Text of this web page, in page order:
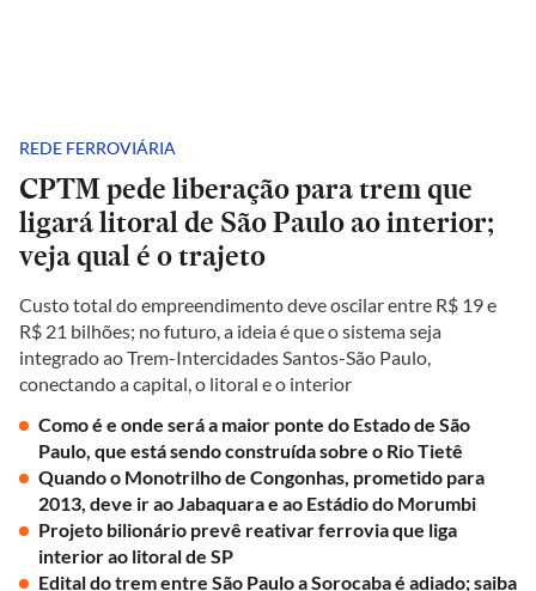
REDE FERROVIÁRIA
CPTM pede liberação para trem que
ligará litoral de São Paulo ao interior;
veja qual é o trajeto
Custo total do empreendimento deve oscilar entre R$ 19 e
R$ 21 bilhões; no futuro, a ideia é que o sistema seja
integrado ao Trem-Intercidades Santos-São Paulo,
conectando a capital, o litoral e o interior
Como é e onde será a maior ponte do Estado de São
Paulo, que está sendo construída sobre o Rio Tietê
Quando o Monotrilho de Congonhas, prometido para
2013, deve ir ao Jabaquara e ao Estádio do Morumbi
Projeto bilionário prevê reativar ferrovia que liga
interior ao litoral de SP
Edital do trem entre São Paulo a Sorocaba é adiado; saiba